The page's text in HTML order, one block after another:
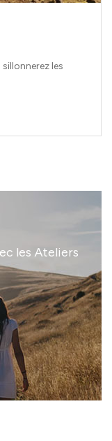
les
les Ateliers